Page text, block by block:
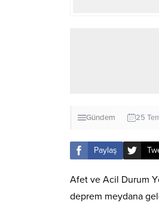
Gündem 25
Paylaş
Afet ve Acil Durum
deprem meydana